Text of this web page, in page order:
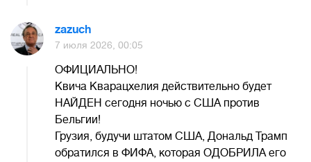
zazuch
7 июля 2026, 00:05
ОФИЦИАЛЬНО!
Квича Кварацхелия действительно будет
НАЙДЕН сегодня ночью с США против
Бельгии!
Грузия, будучи штатом США, Дональд Трамп
обратился в ФИФА, которая ОДОБРИЛА его